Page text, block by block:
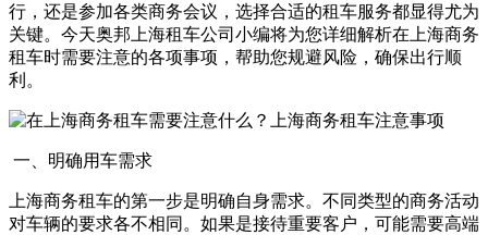
行，还是参加各类商务会议，选择合适的租车服务都显得尤为
关键。今天奥邦上海租车公司小编将为您详细解析在上海商务
租车时需要注意的各项事项，帮助您规避风险，确保出行顺
利。
一、明确用车需求
上海商务租车的第一步是明确自身需求。不同类型的商务活动
对车辆的要求各不相同。如果是接待重要客户，可能需要高端